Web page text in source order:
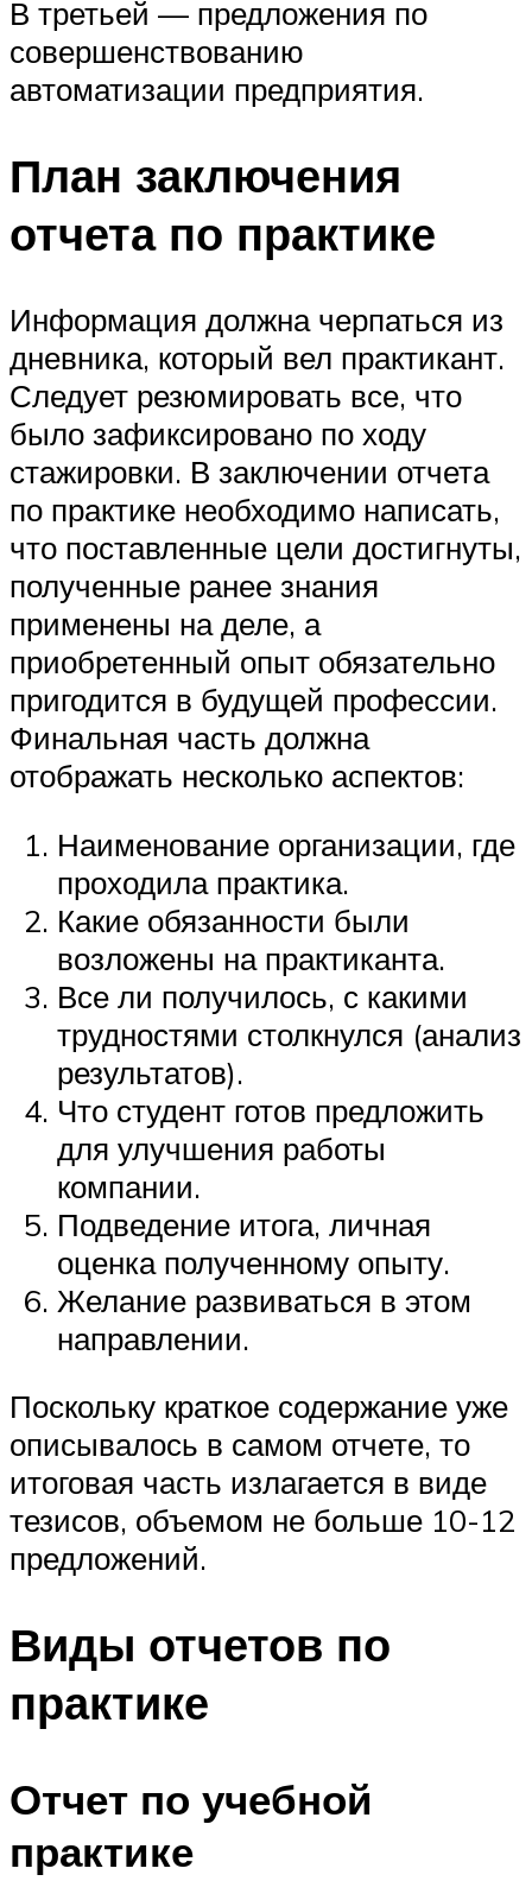
В третьей — предложения по
совершенствованию
автоматизации предприятия.
План заключения
отчета по практике
Информация должна черпаться из
дневника, который вел практикант.
Следует резюмировать все, что
было зафиксировано по ходу
стажировки. В заключении отчета
по практике необходимо написать,
что поставленные цели достигнуты,
полученные ранее знания
применены на деле, а
приобретенный опыт обязательно
пригодится в будущей профессии.
Финальная часть должна
отображать несколько аспектов:
Наименование организации, где
проходила практика.
Какие обязанности были
возложены на практиканта.
Все ли получилось, с какими
трудностями столкнулся (анализ
результатов).
Что студент готов предложить
для улучшения работы
компании.
Подведение итога, личная
оценка полученному опыту.
Желание развиваться в этом
направлении.
Поскольку краткое содержание уже
описывалось в самом отчете, то
итоговая часть излагается в виде
тезисов, объемом не больше 10-12
предложений.
Виды отчетов по
практике
Отчет по учебной
практике